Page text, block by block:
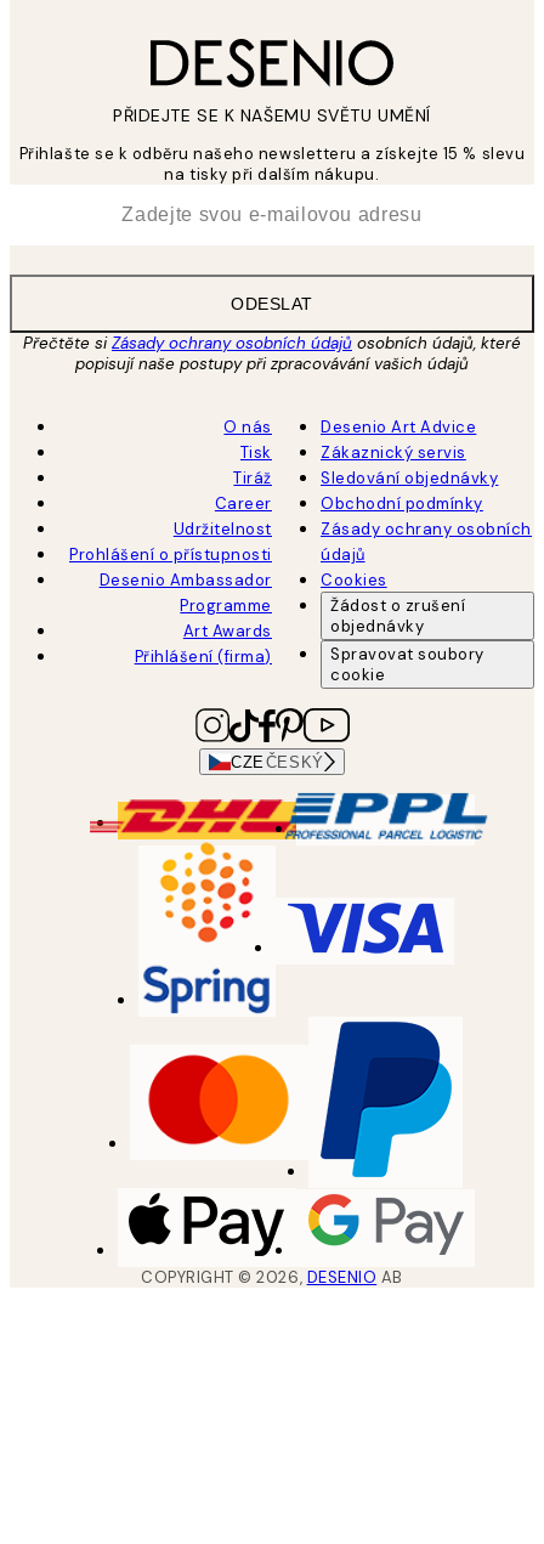
PŘIDEJTE SE K NAŠEMU SVĚTU UMĚNÍ
Přihlašte se k odběru našeho newsletteru a získejte 15 % slevu
na tisky při dalším nákupu.
ODESLAT
Přečtěte siZásady ochrany osobních údajů osobních údajů, které
popisují naše postupy při zpracovávání vašich údajů
O nás
Tisk
Tiráž
Career
Udržitelnost
Prohlášení o přístupnosti
Desenio Ambassador
Programme
Art Awards
Přihlášení (firma)
Desenio Art Advice
Zákaznický servis
Sledování objednávky
Obchodní podmínky
Zásady ochrany osobních
údajů
Cookies
Žádost o zrušení
objednávky
Spravovat soubory
cookie
CZE ČESKÝ
COPYRIGHT ©2026, DESENIO AB